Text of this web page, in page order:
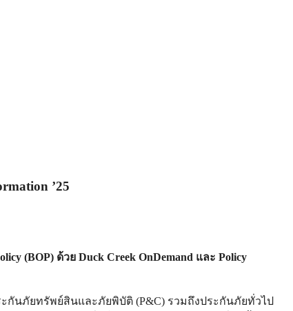
’25
(BOP) ด้วย Duck Creek OnDemand และ Policy
นภัยทรัพย์สินและภัยพิบัติ (P&C) รวมถึงประกันภัยทั่วไป